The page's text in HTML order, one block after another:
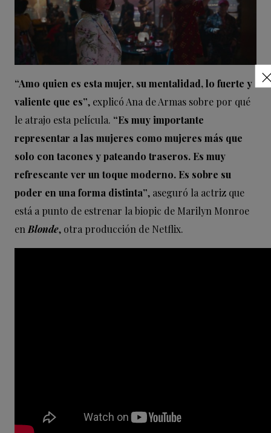
“Amo quien es esta mujer, su mentalidad, lo fuerte y
valiente que es”, explicó Ana de Armas sobre por qué
le atrajo esta película. “Es muy importante
representar a las mujeres como mujeres más que
solo con tacones y pateando traseros. Es muy
refrescante ver un toque moderno. Es sobre su
poder en una forma distinta”, aseguró la actriz que
está a punto de estrenar la biopic de Marilyn Monroe
en Blonde, otra producción de Netflix.